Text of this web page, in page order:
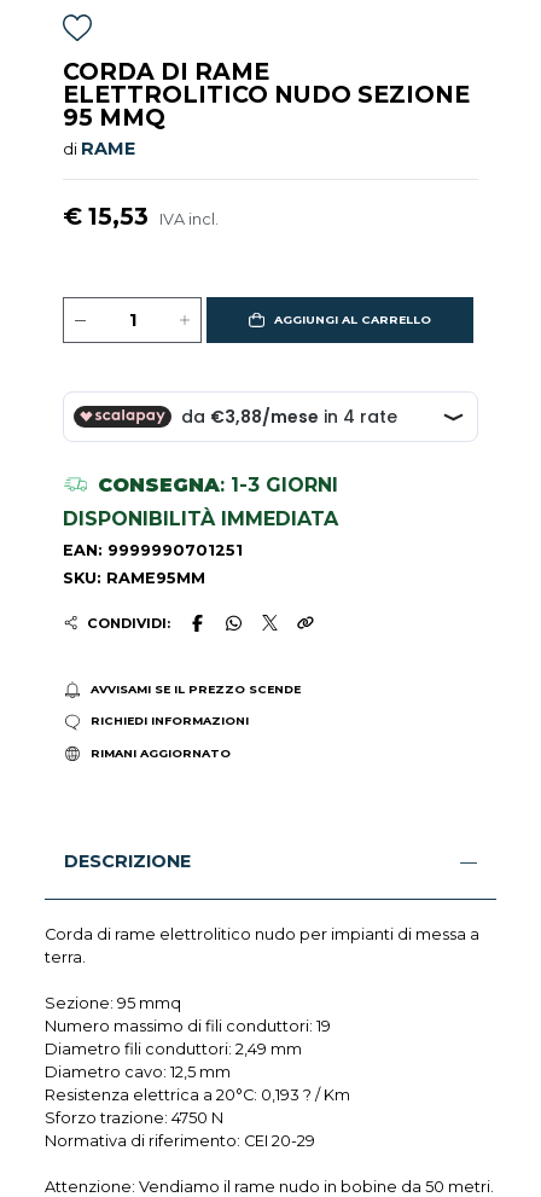
CORDA DI RAME
ELETTROLITICO NUDO SEZIONE
95 MMQ
di RAME
€ 15,53 IVA incl.
AGGIUNGI AL CARRELLO
CONSEGNA: 1-3 GIORNI
DISPONIBILITÀ IMMEDIATA
EAN: 9999990701251
SKU: RAME95MM
CONDIVIDI:
AVVISAMI SE IL PREZZO SCENDE
RICHIEDI INFORMAZIONI
RIMANI AGGIORNATO
DESCRIZIONE
Corda di rame elettrolitico nudo per impianti di messa a
terra.
Sezione: 95 mmq
Numero massimo di fili conduttori: 19
Diametro fili conduttori: 2,49 mm
Diametro cavo: 12,5 mm
Resistenza elettrica a 20°C: 0,193 ? / Km
Sforzo trazione: 4750 N
Normativa di riferimento: CEI 20-29
Attenzione: Vendiamo il rame nudo in bobine da 50 metri.